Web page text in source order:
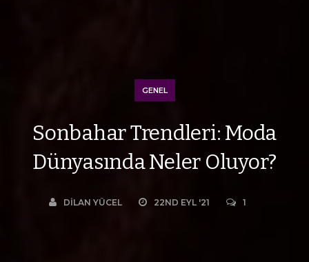
GENEL
Sonbahar Trendleri: Moda
Dünyasında Neler Oluyor?
DILAN YÜCEL 22ND EYL '21 1